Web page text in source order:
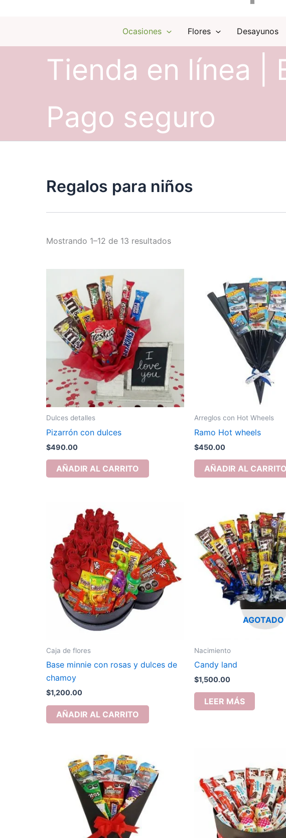
Ocasiones Flores Desayunos
Tienda en línea |
Pago seguro
Regalos para niños
Mostrando 1–12 de 13 resultadosOrdenado
Dulces detalles
Pizarrón con dulces
$490.00
AÑADIR AL CARRITO
Arreglos con Hot Wheels
Ramo Hot wheels
$450.00
AÑADIR AL CARRITO
Caja de flores
Base minnie con rosas y dulces de
chamoy
$1,200.00
AÑADIR AL CARRITO
AGOTADO
Nacimiento
Candy land
$1,500.00
LEER MÁS